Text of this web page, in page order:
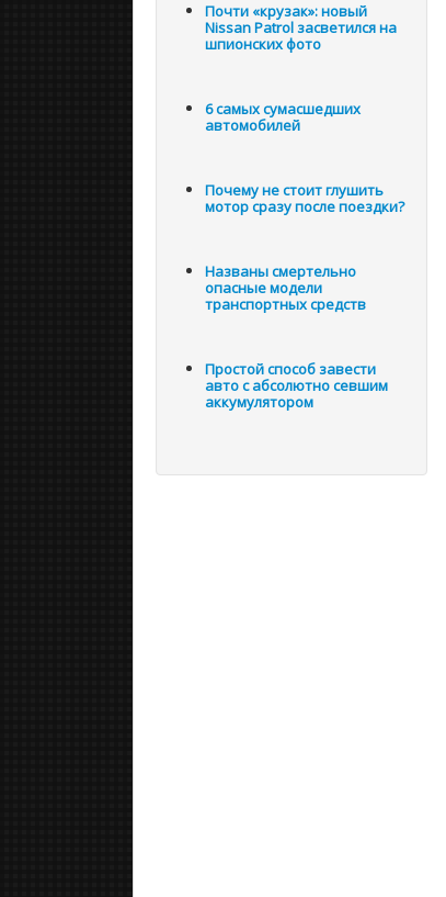
Почти «крузак»: новый
Nissan Patrol засветился на
шпионских фото
6 самых сумасшедших
автомобилей
Почему не стоит глушить
мотор сразу после поездки?
Названы смертельно
опасные модели
транспортных средств
Простой способ завести
авто с абсолютно севшим
аккумулятором